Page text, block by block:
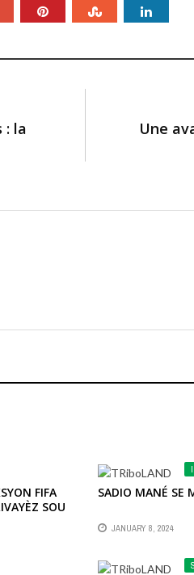
: la
Une
FIFA
SOU
SADIO MANÉ SE
JANUARY 8, 2024